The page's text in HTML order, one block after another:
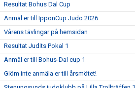
Resultat Bohus Dal Cup
Anmäl er till IpponCup Judo 2026
Vårens tävlingar på hemsidan
Resultat Judits Pokal 1
Anmäl er till Bohus-Dal cup 1
Glöm inte anmäla er till årsmötet!